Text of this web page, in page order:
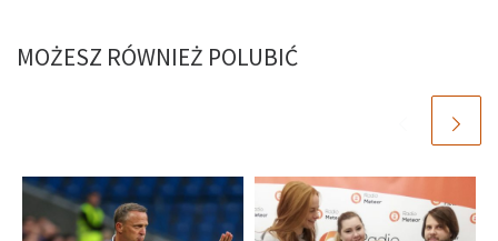
MOŻESZ RÓWNIEŻ POLUBIĆ